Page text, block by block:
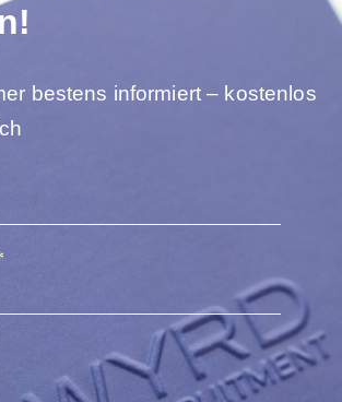
bestens informiert – kostenlos